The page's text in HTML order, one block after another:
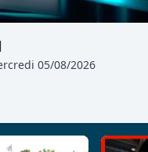
05/08/2026